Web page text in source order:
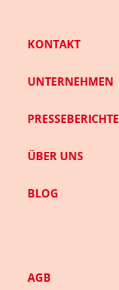
KONTAKT
UNTERNEHMEN
PRESSEBERICHTE
ÜBER UNS
BLOG
AGB